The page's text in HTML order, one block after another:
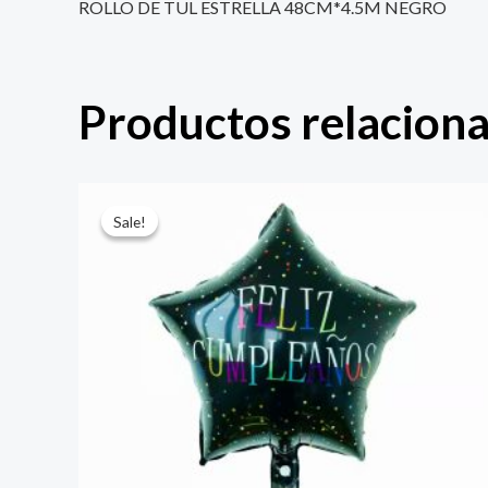
ROLLO DE TUL ESTRELLA 48CM*4.5M NEGRO
Productos
Sale!
Sale!precio
original
$ 4.000.$ 2.800.